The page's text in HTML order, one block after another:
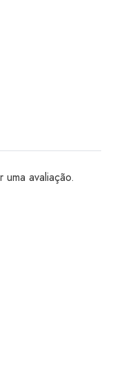
uma avaliação.